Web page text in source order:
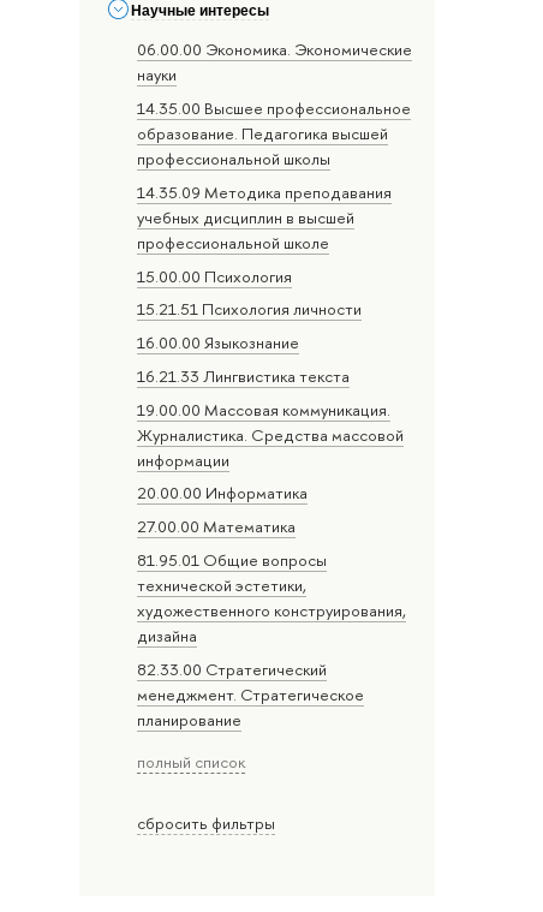
Научные интересы
06.00.00 Экономика. Экономические
науки
14.35.00 Высшее профессиональное
образование. Педагогика высшей
профессиональной школы
14.35.09 Методика преподавания
учебных дисциплин в высшей
профессиональной школе
15.00.00 Психология
15.21.51 Психология личности
16.00.00 Языкознание
16.21.33 Лингвистика текста
19.00.00 Массовая коммуникация.
Журналистика. Средства массовой
информации
20.00.00 Информатика
27.00.00 Математика
81.95.01 Общие вопросы
технической эстетики,
художественного конструирования,
дизайна
82.33.00 Стратегический
менеджмент. Стратегическое
планирование
полный список
сбросить фильтры